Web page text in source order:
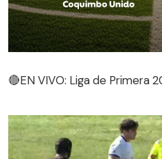
🔴EN VIVO: Liga de Primera